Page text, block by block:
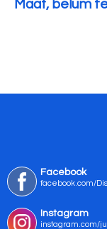
Maaf, belum
Facebook
facebook.com/
Instagram
instagram.com/